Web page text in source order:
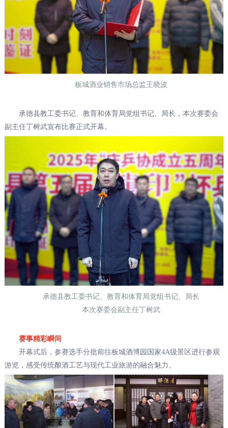
板城酒业销售市场总监王晓波
承德县教工委书记、教育和体育局党组书记、局长，本次赛委会
副主任丁树武宣布比赛正式开幕。
承德县教工委书记、教育和体育局党组书记、局长
本次赛委会副主任丁树武
赛事精彩瞬间
开幕式后，参赛选手分批前往板城酒博园国家4A级景区进行参观
游览，感受传统酿酒工艺与现代工业旅游的融合魅力。